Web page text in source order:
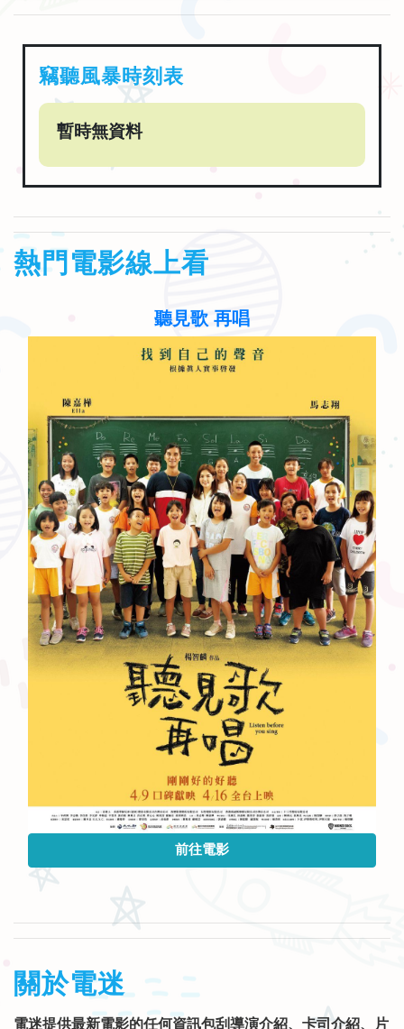
竊聽風暴時刻表
暫時無資料
熱門電影線上看
聽見歌 再唱
前往電影
關於電迷
電迷提供最新電影的任何資訊包刮導演介紹、卡司介紹、片